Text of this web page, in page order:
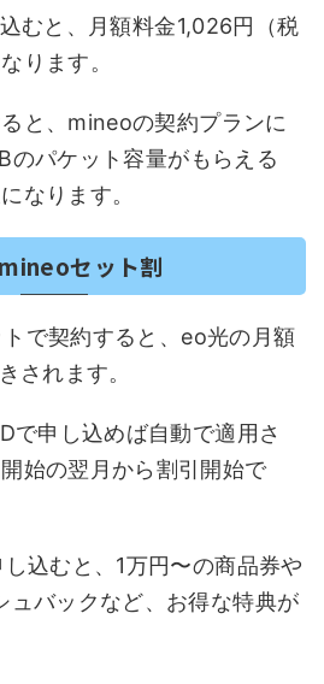
むと、月額料金1,026円（税
ります。
と、mineoの契約プランに
のパケット容量がもらえる
なります。
セット割
で契約すると、eo光の月額
されます。
で申し込めば自動で適用さ
始の翌月から割引開始で
込むと、1万円〜の商品券や
ュバックなど、お得な特典が